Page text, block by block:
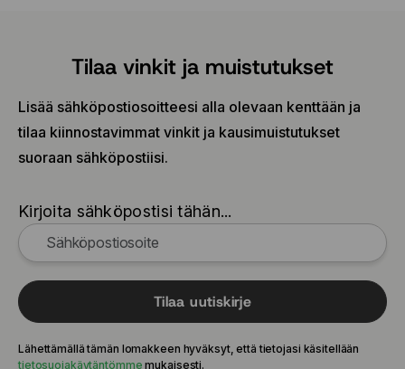
Tilaa vinkit ja muistutukset
Lisää sähköpostiosoitteesi alla olevaan kenttään ja
tilaa kiinnostavimmat vinkit ja kausimuistutukset
suoraan sähköpostiisi.
Kirjoita sähköpostisi tähän...
Tilaa uutiskirje
Lähettämällä tämän lomakkeen hyväksyt, että tietojasi käsitellään
tietosuojakäytäntömme mukaisesti.